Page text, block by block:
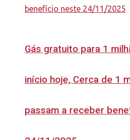
Gás gratuito para 1
início hoje, Cerca de 1
passam a receber